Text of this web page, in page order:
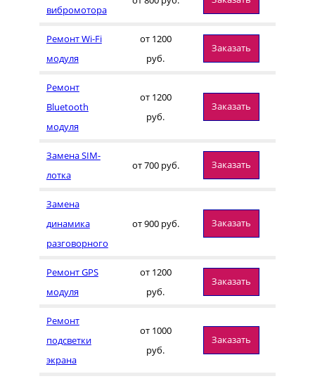
вибромотора
Ремонт Wi-Fi
модуля
от 1200
руб.
Заказать
Ремонт
Bluetooth
модуля
от 1200
руб.
Заказать
Замена SIM-
лотка
от 700 руб. Заказать
Замена
динамика
разговорного
от 900 руб. Заказать
Ремонт GPS
модуля
от 1200
руб.
Заказать
Ремонт
подсветки
экрана
от 1000
руб.
Заказать